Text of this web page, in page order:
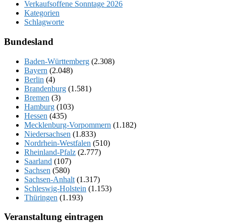
Verkaufsoffene Sonntage 2026
Kategorien
Schlagworte
Bundesland
Baden-Württemberg (2.308)
Bayern (2.048)
Berlin (4)
Brandenburg (1.581)
Bremen (3)
Hamburg (103)
Hessen (435)
Mecklenburg-Vorpommern (1.182)
Niedersachsen (1.833)
Nordrhein-Westfalen (510)
Rheinland-Pfalz (2.777)
Saarland (107)
Sachsen (580)
Sachsen-Anhalt (1.317)
Schleswig-Holstein (1.153)
Thüringen (1.193)
Veranstaltung eintragen